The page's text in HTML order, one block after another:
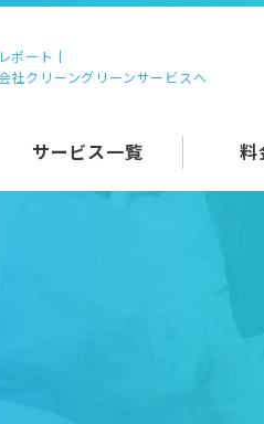
ポート |
社クリーングリーンサービスへ
サービス一覧 料